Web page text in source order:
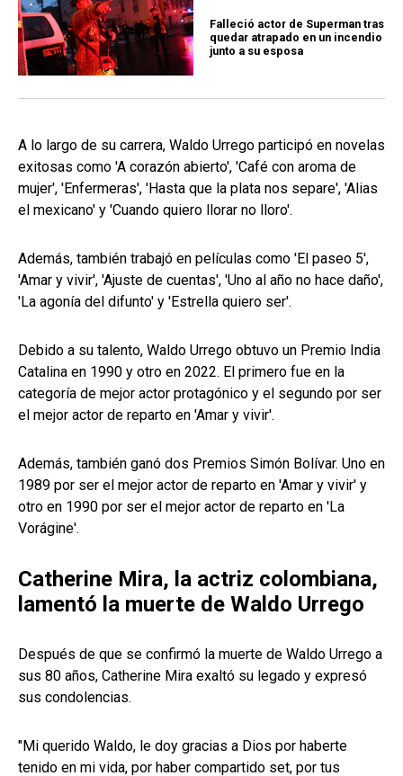
Falleció actor de Superman tras
quedar atrapado en un incendio
junto a su esposa
A lo largo de su carrera, Waldo Urrego participó en novelas
exitosas como 'A corazón abierto', 'Café con aroma de
mujer', 'Enfermeras', 'Hasta que la plata nos separe', 'Alias
el mexicano' y 'Cuando quiero llorar no lloro'.
Además, también trabajó en películas como 'El paseo 5',
'Amar y vivir', 'Ajuste de cuentas', 'Uno al año no hace daño',
'La agonía del difunto' y 'Estrella quiero ser'.
Debido a su talento, Waldo Urrego obtuvo un Premio India
Catalina en 1990 y otro en 2022. El primero fue en la
categoría de mejor actor protagónico y el segundo por ser
el mejor actor de reparto en 'Amar y vivir'.
Además, también ganó dos Premios Simón Bolívar. Uno en
1989 por ser el mejor actor de reparto en 'Amar y vivir' y
otro en 1990 por ser el mejor actor de reparto en 'La
Vorágine'.
Catherine Mira, la actriz colombiana,
lamentó la muerte de Waldo Urrego
Después de que se confirmó la muerte de Waldo Urrego a
sus 80 años, Catherine Mira exaltó su legado y expresó
sus condolencias.
"Mi querido Waldo, le doy gracias a Dios por haberte
tenido en mi vida, por haber compartido set, por tus